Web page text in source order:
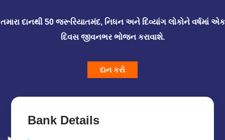
તમારા દાનથી 50 જરૂરિયાતમંદ, નિધન અને દિવ્યાંગ લોકોને વર્ષમાં એક
દિવસ જીવનભર ભોજન કરાવાશે.
દાન કરો
Bank Details